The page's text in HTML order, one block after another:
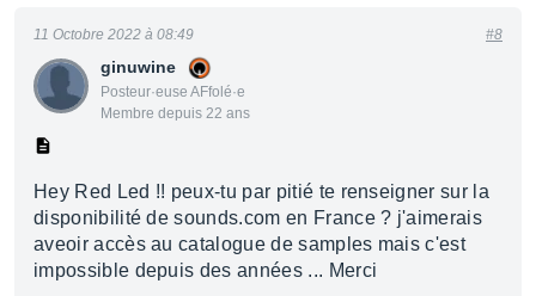
ginuwine
Posteur·euse AFfolé·e
Membre depuis 22 ans
11 Octobre 2022 à 08:49 #8
Hey Red Led !! peux-tu par pitié te renseigner sur la
disponibilité de sounds.com en France ? j'aimerais
aveoir accès au catalogue de samples mais c'est
impossible depuis des années ... Merci